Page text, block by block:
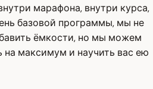
марафона, внутри курса,
базовой программы, мы не
ёмкости, но мы можем
максимум и научить вас ею